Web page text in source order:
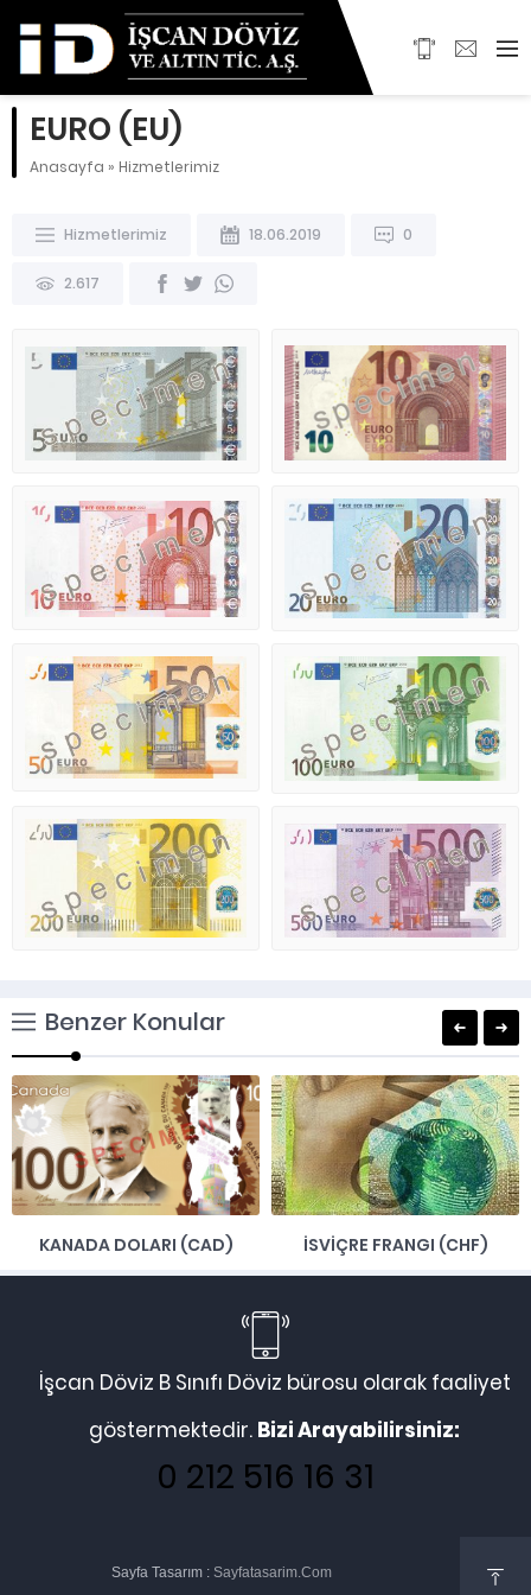
EURO (EU)
Anasayfa » Hizmetlerimiz
Hizmetlerimiz 18.06.2019 0
2.617
Benzer Konular
KANADA DOLARI (CAD) İSVİÇRE FRANGI (CHF)
İşcan Döviz B Sınıfı Döviz bürosu olarak faaliyet
göstermektedir. Bizi Arayabilirsiniz:
0 212 516 16 31
Sayfa Tasarım : Sayfatasarim.Com